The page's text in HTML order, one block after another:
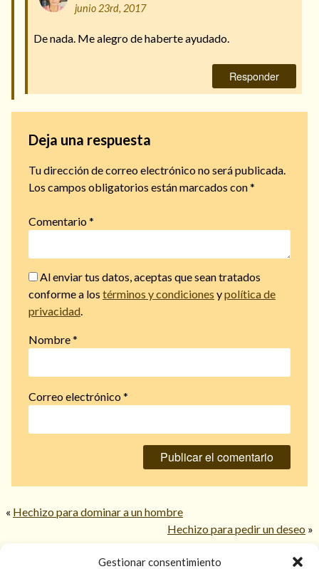
Gestionar consentimiento
junio 23rd, 2017
De nada. Me alegro de haberte ayudado.
Responder
Deja una respuesta
Tu dirección de correo electrónico no será publicada.
Los campos obligatorios están marcados con*
Comentario*
Al enviar tus datos, aceptas que sean tratados
conforme a los términos y condiciones ypolítica de
privacidad.
Nombre*
Correo electrónico*
« Hechizo para dominar a un hombre
Hechizo para pedir un deseo »